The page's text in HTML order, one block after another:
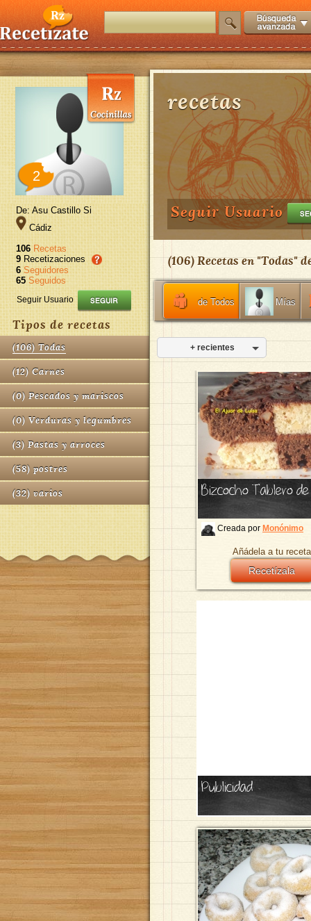
2
De: Asu Castillo Si
Cádiz
106 Recetas
9 Recetizaciones
6 Seguidores
65 Seguidos
Seguir Usuario
Tipos de recetas
(106) Todas
(12) Carnes
(0) Pescados y mariscos
(0) Verduras y legumbres
(3) Pastas y arroces
(58) postres
(32) varios
recetas
Seguir Usuario
(106) Recetas en "Todas"
de Todos Mías
+ recientes
Bizcocho Tablero
Creada por Monónimo
Añádela a tu
Recetízala
Publicidad